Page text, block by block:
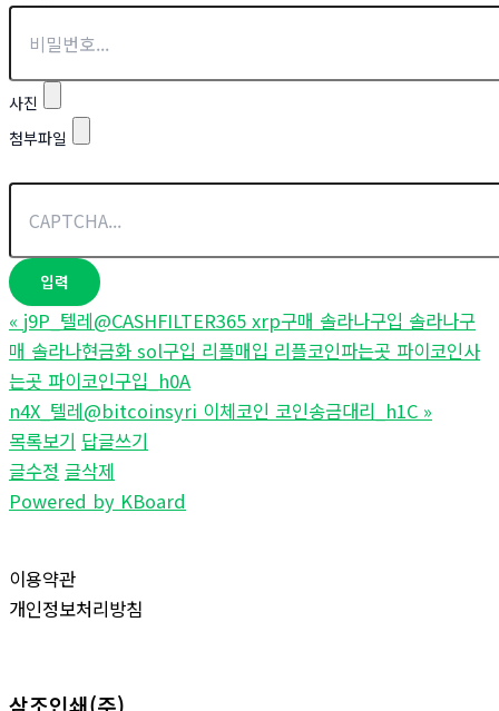
사진
첨부파일
« j9P_텔레@CASHFILTER365 xrp구매 솔라나구입 솔라나구
매 솔라나현금화 sol구입 리플매입 리플코인파는곳 파이코인사
는곳 파이코인구입_h0A
n4X_텔레@bitcoinsyri 이체코인 코인송금대리_h1C »
목록보기 답글쓰기
글수정 글삭제
Powered by KBoard
이용약관
개인정보처리방침